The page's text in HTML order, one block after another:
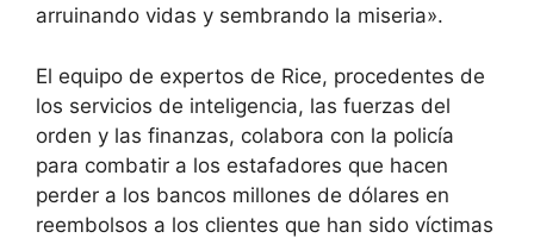
arruinando vidas y sembrando la miseria».
El equipo de expertos de Rice, procedentes de
los servicios de inteligencia, las fuerzas del
orden y las finanzas, colabora con la policía
para combatir a los estafadores que hacen
perder a los bancos millones de dólares en
reembolsos a los clientes que han sido víctimas